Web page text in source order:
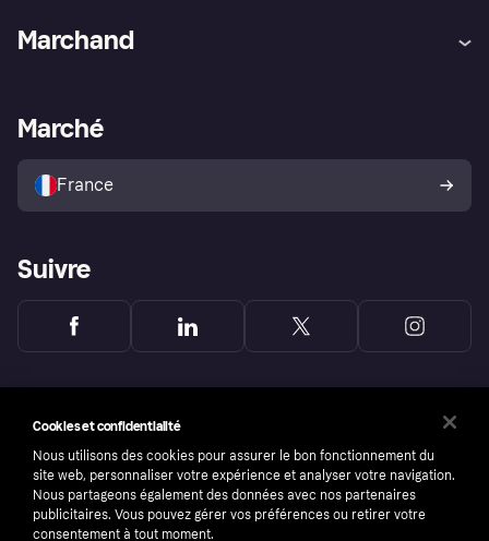
Explorez les magasins
Politique de protection de
l’acheteur Klarna
Marchand
Portail Marchand
Marché
France
Suivre
Cookies et confidentialité
Nous utilisons des cookies pour assurer le bon fonctionnement du
site web, personnaliser votre expérience et analyser votre navigation.
Nous partageons également des données avec nos partenaires
publicitaires. Vous pouvez gérer vos préférences ou retirer votre
consentement à tout moment.